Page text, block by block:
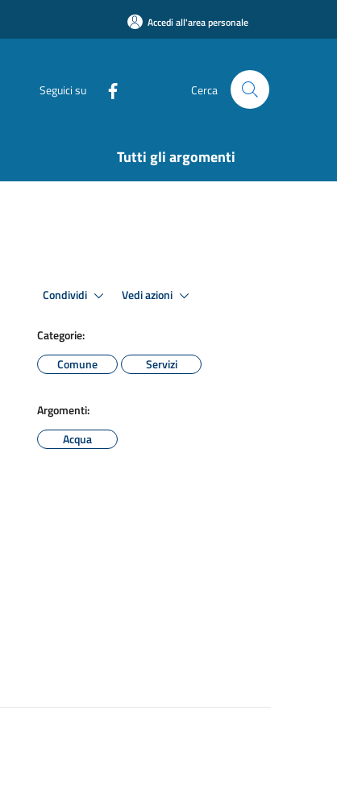
Accedi all'area personale
Seguici su Cerca
Tutti gli argomenti
Condividi Vedi azioni
Categorie:
Comune
Servizi
Argomenti:
Acqua